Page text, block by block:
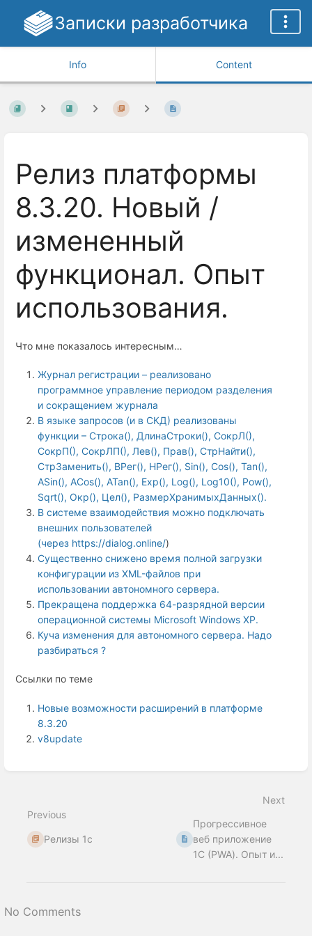
Записки разработчика
Info Content
Релиз платформы
8.3.20. Новый /
измененный
функционал. Опыт
использования.
Что мне показалось интересным…
Журнал регистрации – реализовано
программное управление периодом разделения
и сокращением журнала
В языке запросов (и в СКД) реализованы
функции – Строка(), ДлинаСтроки(), СокрЛ(),
СокрП(), СокрЛП(), Лев(), Прав(), СтрНайти(),
СтрЗаменить(), ВРег(), НРег(), Sin(), Cos(), Tan(),
ASin(), ACos(), ATan(), Exp(), Log(), Log10(), Pow(),
Sqrt(), Окр(), Цел(), РазмерХранимыхДанных().
В системе взаимодействия можно подключать
внешних пользователей
(через https://dialog.online/)
Существенно снижено время полной загрузки
конфигурации из XML-файлов при
использовании автономного сервера.
Прекращена поддержка 64-разрядной версии
операционной системы Microsoft Windows XP.
Куча изменения для автономного сервера. Надо
разбираться ?
Ссылки по теме
Новые возможности расширений в платформе
8.3.20
v8update
Previous
Релизы 1с
Next
Прогрессивное
веб приложение
1С (PWA). Опыт и...
No Comments